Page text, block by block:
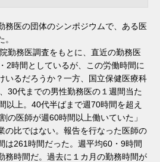
務医の団体のシンポジウムで、ある医
勤務医調査をもとに、直近の勤務医
2時間としているが、この労働時間に
いるだろうか？一方、国立保健医療科
30代までの男性勤務医の１週間当た
以上。40代半ばまで週70時間を超え
の医師が週60時間以上働いていた」
比ではない。報告を行なった医師の
は261時間だった。週平均60・9時間
務時間だ。過去に１カ月の勤務時間が